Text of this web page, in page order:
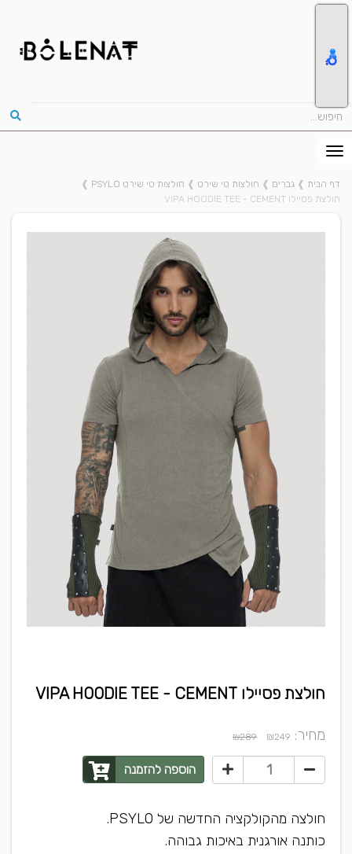
דף הבית ❱ גברים ❱ חולצות טי שירט ❱ חולצות טי שירט PSYLO
❱
חולצת פסיילו VIPA HOODIE TEE - CEMENT
חולצת פסיילו VIPA HOODIE TEE - CEMENT
מחיר: ₪249
₪289
הוספה להזמנה
חולצה מהקולקציה החדשה של PSYLO.
כותנה אורגנית באיכות גבוהה.